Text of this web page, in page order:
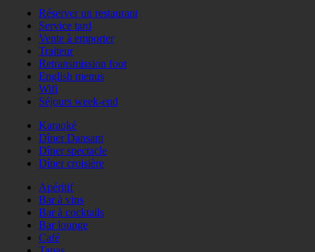
Réserver un restaurant
Service tard
Vente à emporter
Traiteur
Retransmission foot
English menus
Wifi
Séjours week-end
Karaoké
Dîner Dansant
Dîner spectacle
Dîner croisière
Apéritif
Bar à vins
Bar à cocktails
Bar lounge
Café